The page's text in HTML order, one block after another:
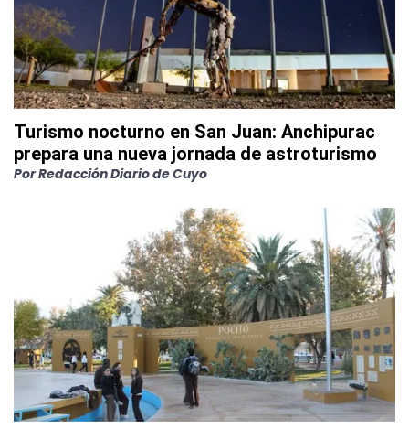
Turismo nocturno en San Juan: Anchipurac
prepara una nueva jornada de astroturismo
PorRedacción Diario de Cuyo